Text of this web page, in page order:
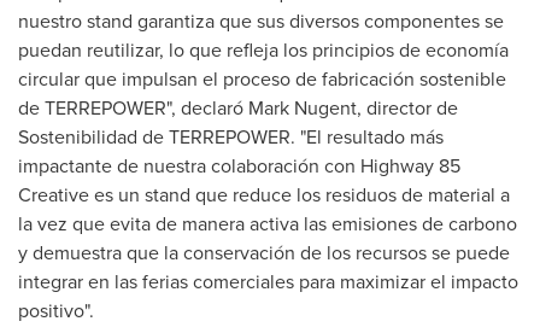
nuestro stand garantiza que sus diversos componentes se
puedan reutilizar, lo que refleja los principios de economía
circular que impulsan el proceso de fabricación sostenible
de TERREPOWER", declaró Mark Nugent, director de
Sostenibilidad de TERREPOWER. "El resultado más
impactante de nuestra colaboración con Highway 85
Creative es un stand que reduce los residuos de material a
la vez que evita de manera activa las emisiones de carbono
y demuestra que la conservación de los recursos se puede
integrar en las ferias comerciales para maximizar el impacto
positivo".